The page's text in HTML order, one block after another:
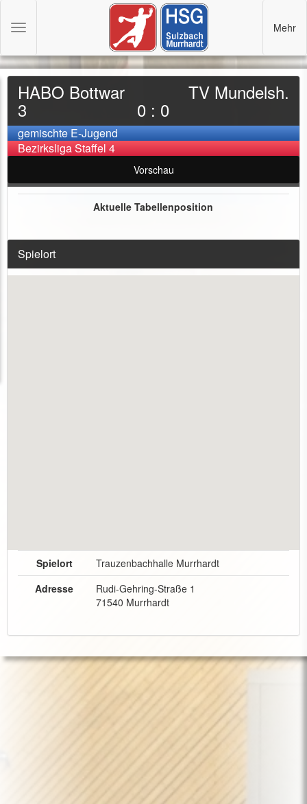
HABO Bottwar
3 0 : 0
TV Mundelsh.
gemischte E-Jugend
Bezirksliga Staffel 4
Vorschau
Aktuelle Tabellenposition
Spielort
Spielort
Trauzenbachhalle Murrhardt
Adresse
Rudi-Gehring-Straße 1
71540 Murrhardt
Toggle
Mehr